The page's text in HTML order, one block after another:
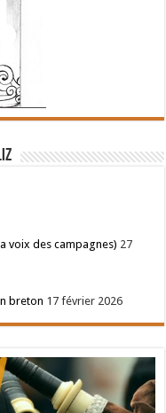
voix des campagnes) 27
breton 17 février 2026